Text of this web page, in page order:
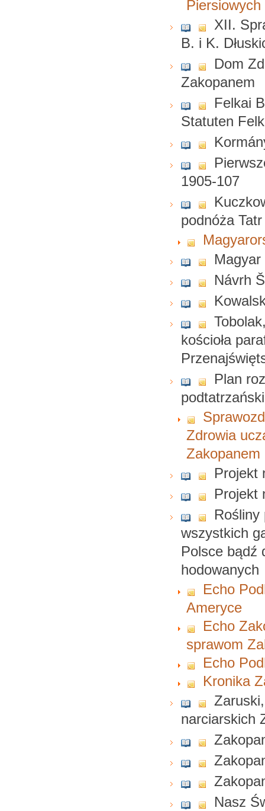
XII.
B. i K.
Dom
Zakopanem
Felkai
Statuten
1905-107
podnóża Tatr
Návrh
kościoła
Plan
Zdrowia
Zakopanem
Projekt
Projekt
Rośliny
wszystkich
Polsce bądź
hodowanych
Echo
Ameryce
Echo
sprawom
Echo
Kronika
narciarskich
Nasz